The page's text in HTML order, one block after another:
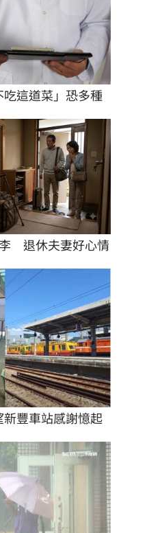
這道菜」恐多種
　退休夫妻好心情
豐車站感謝憶起